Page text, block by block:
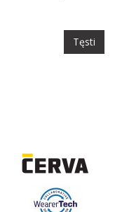
Tęsti